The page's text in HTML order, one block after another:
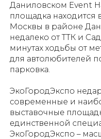
Даниловском Event
площадка находится
Москвы в районе
недалеко от ТТК и
минутах ходьбы от
для автолюбителей
парковка.
ЭкоГородЭкспо
современные и
выставочные
единственной
ЭкоГородЭкспо –